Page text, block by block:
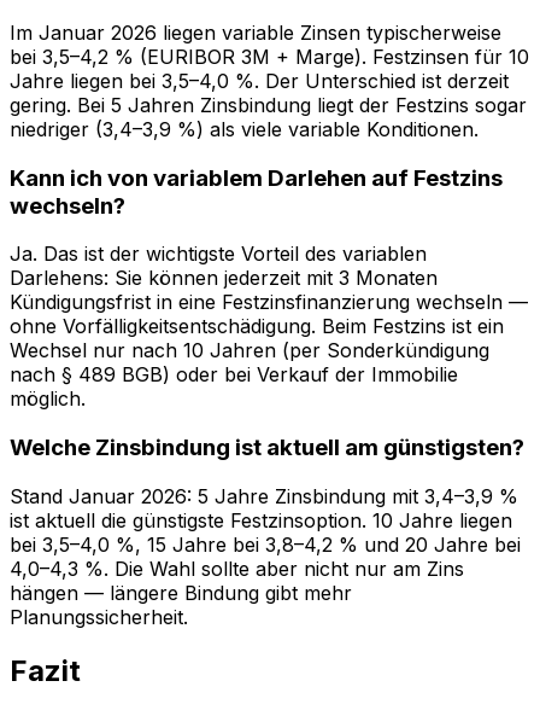
Im Januar 2026 liegen variable Zinsen typischerweise
bei 3,5–4,2 % (EURIBOR 3M + Marge). Festzinsen für 10
Jahre liegen bei 3,5–4,0 %. Der Unterschied ist derzeit
gering. Bei 5 Jahren Zinsbindung liegt der Festzins sogar
niedriger (3,4–3,9 %) als viele variable Konditionen.
Kann ich von variablem Darlehen auf Festzins
wechseln?
Ja. Das ist der wichtigste Vorteil des variablen
Darlehens: Sie können jederzeit mit 3 Monaten
Kündigungsfrist in eine Festzinsfinanzierung wechseln —
ohne Vorfälligkeitsentschädigung. Beim Festzins ist ein
Wechsel nur nach 10 Jahren (per Sonderkündigung
nach § 489 BGB) oder bei Verkauf der Immobilie
möglich.
Welche Zinsbindung ist aktuell am günstigsten?
Stand Januar 2026: 5 Jahre Zinsbindung mit 3,4–3,9 %
ist aktuell die günstigste Festzinsoption. 10 Jahre liegen
bei 3,5–4,0 %, 15 Jahre bei 3,8–4,2 % und 20 Jahre bei
4,0–4,3 %. Die Wahl sollte aber nicht nur am Zins
hängen — längere Bindung gibt mehr
Planungssicherheit.
Fazit